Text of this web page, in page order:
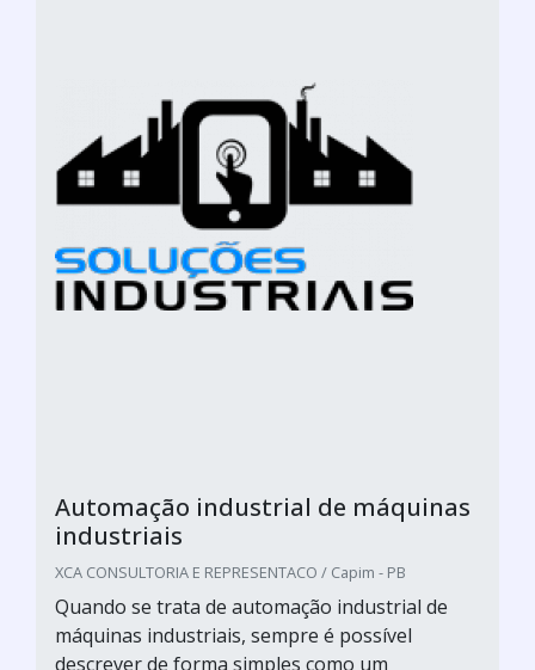
Automação industrial de máquinas
industriais
XCA CONSULTORIA E REPRESENTACO / Capim - PB
Quando se trata de automação industrial de
máquinas industriais, sempre é possível
descrever de forma simples como um